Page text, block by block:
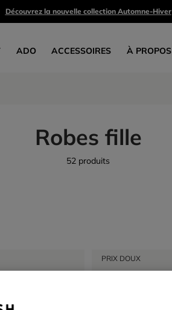
Découvrez la nouvelle collection Automne-Hiver
ADO ACCESSOIRES À PROPOS
Robes fille
52 produits
PRIX DOUX